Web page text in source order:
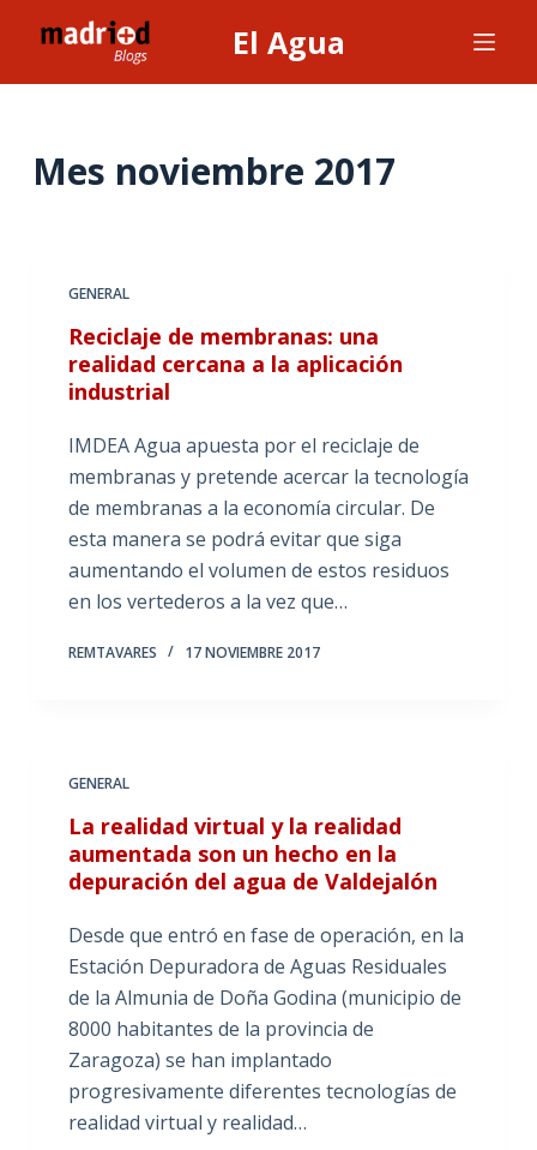
l
El Agua
Mes noviembre 2017
GENERAL
Reciclaje de membranas: una
realidad cercana a la aplicación
industrial
IMDEA Agua apuesta por el reciclaje de
membranas y pretende acercar la tecnología
de membranas a la economía circular. De
esta manera se podrá evitar que siga
aumentando el volumen de estos residuos
en los vertederos a la vez que…
REMTAVARES 17 NOVIEMBRE 2017
GENERAL
La realidad virtual y la realidad
aumentada son un hecho en la
depuración del agua de Valdejalón
Desde que entró en fase de operación, en la
Estación Depuradora de Aguas Residuales
de la Almunia de Doña Godina (municipio de
8000 habitantes de la provincia de
Zaragoza) se han implantado
progresivamente diferentes tecnologías de
realidad virtual y realidad…